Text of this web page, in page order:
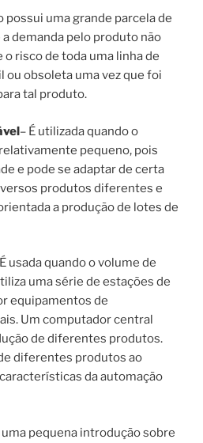
possui uma grande parcela de
demanda pelo produto não
risco de toda uma linha de
ou obsoleta uma vez que foi
tal produto.
– É utilizada quando o
pequeno, pois
e pode se adaptar de certa
produtos diferentes e
a produção de lotes de
É usada quando o volume de
uma série de estações de
equipamentos de
Um computador central
de diferentes produtos.
diferentes produtos ao
da automação
pequena introdução sobre